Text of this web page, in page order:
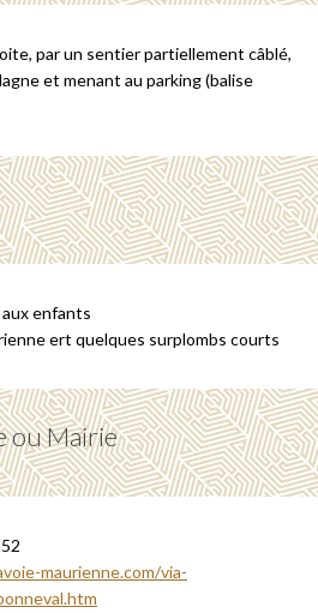
par un sentier partiellement câblé,
et menant au parking (balise
enfants
ert quelques surplombs courts
ou Mairie
maurienne.com/via-